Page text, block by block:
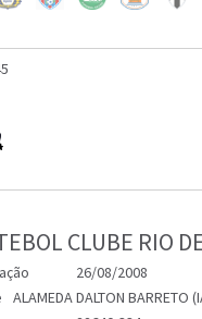
CLUBE RIO
26/08/2008
ALAMEDA DALTON BARRETO